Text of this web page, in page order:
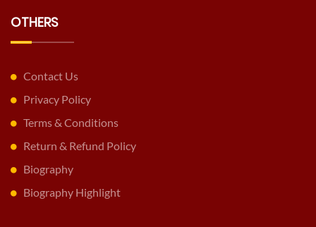
OTHERS
Contact Us
Privacy Policy
Terms & Conditions
Return & Refund Policy
Biography
Biography Highlight